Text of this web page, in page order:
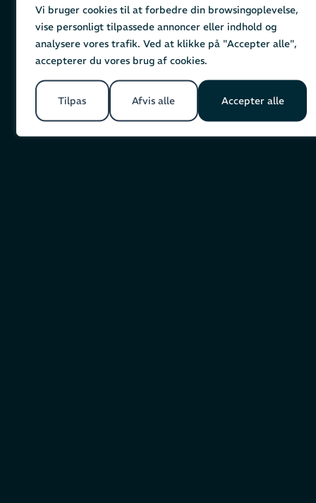
Vi bruger cookies til at forbedre din browsingoplevelse,
vise personligt tilpassede annoncer eller indhold og
analysere vores trafik. Ved at klikke på "Accepter alle",
accepterer du vores brug af cookies.
Tilpas Afvis alle Accepter alle